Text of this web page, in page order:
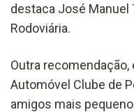
destaca José Manuel
Rodoviária.
Outra
Automóvel Clube de
amigos mais